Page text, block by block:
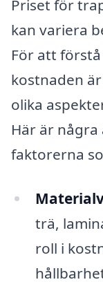
Priset för
kan variera
För att
kostnaden
olika
Här är
faktorerna
trä,
roll i